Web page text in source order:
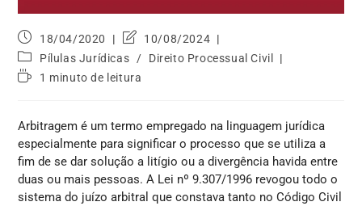
18/04/2020
10/08/2024
Pílulas Jurídicas
/
Direito Processual Civil
1 minuto de leitura
Arbitragem é um termo empregado na linguagem jurídica
especialmente para significar o processo que se utiliza a
fim de se dar solução a litígio ou a divergência havida entre
duas ou mais pessoas. A Lei nº 9.307/1996 revogou todo o
sistema do juízo arbitral que constava tanto no Código Civil